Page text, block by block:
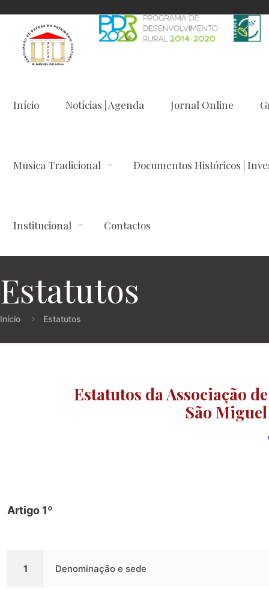
Início Notícias | Agenda Jornal Online
Musica Tradicional Documentos Históricos |
Institucional Contactos
Estatutos
Início Estatutos
Estatutos da Associação
São
Artigo 1º
1 Denominação e sede